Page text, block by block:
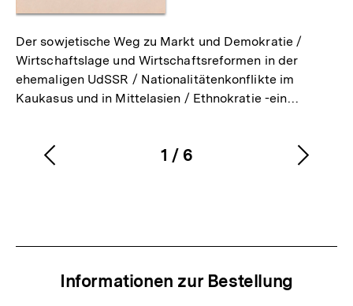
Der sowjetische Weg zu Markt und Demokratie /
Wirtschaftslage und Wirtschaftsreformen in der
ehemaligen UdSSR / Nationalitätenkonflikte im
Kaukasus und in Mittelasien / Ethnokratie -ein…
Karussellinhalt
1
von
/ 6
Vorherigen
Informationen zur Bestellung